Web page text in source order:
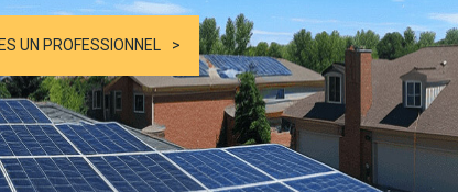
UN PROFESSIONNEL